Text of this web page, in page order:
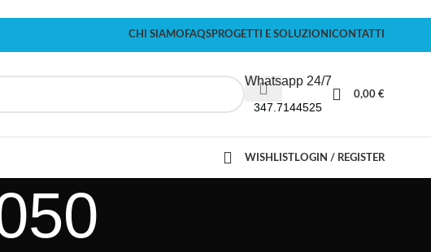
CHI SIAMO FAQSPROGETTI E SOLUZIONI CONTATTI
Whatsapp 24/7
347.7144525
0,00 €
WISHLISTLOGIN / REGISTER